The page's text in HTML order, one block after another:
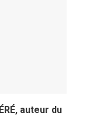
auteur du